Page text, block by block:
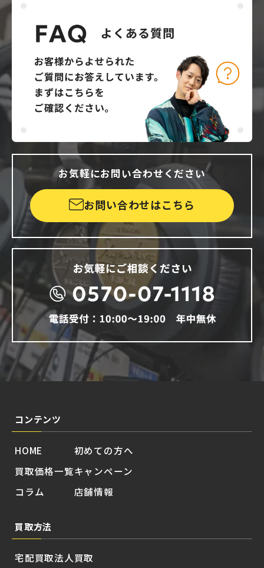
お気軽にお問い合わせください
お問い合わせはこちら
コンテンツ
HOME
買取価格一覧
コラム
初めての方へ
キャンペーン
店舗情報
買取方法
宅配買取法人買取